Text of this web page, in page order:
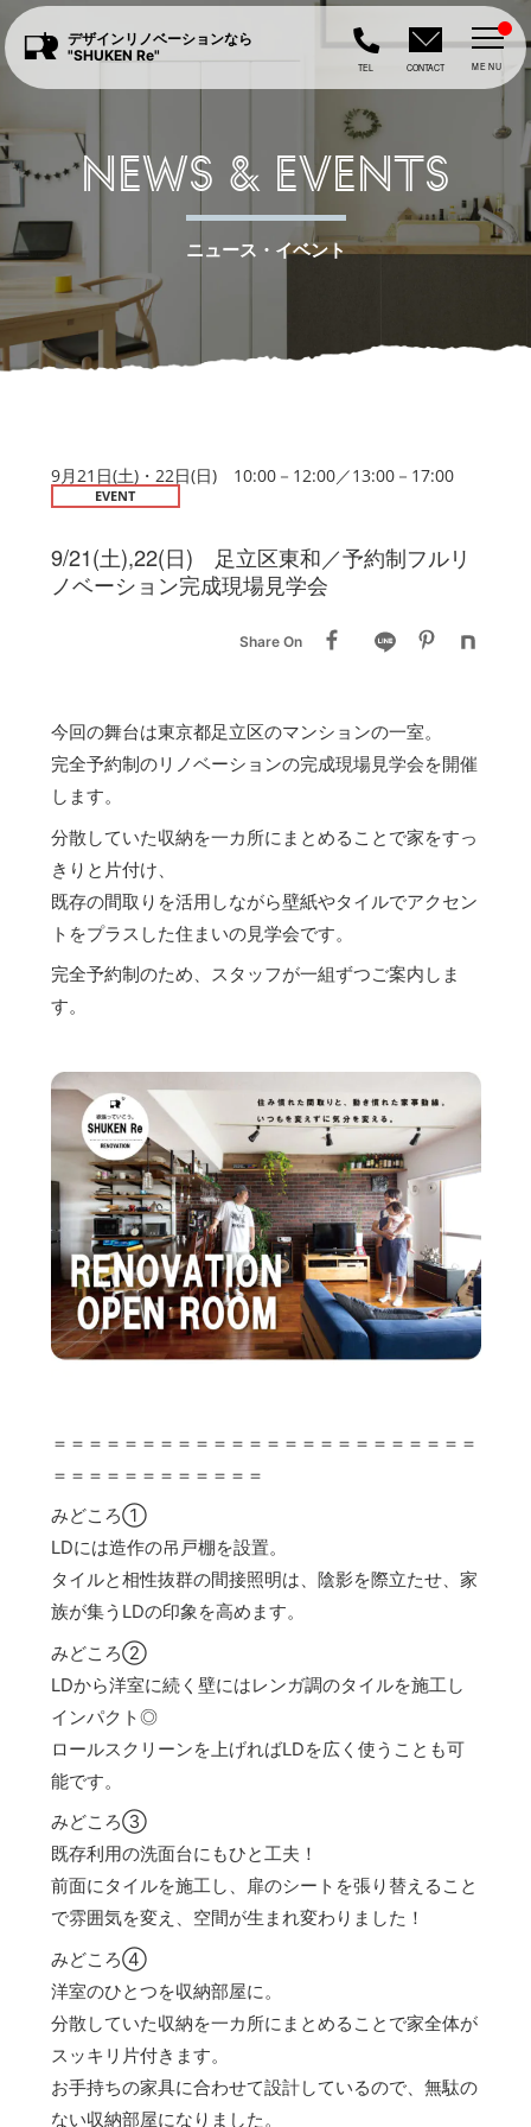
デザインリノベーションなら
"SHUKEN Re"
TEL CONTACT MENU
NEWS & EVENTS
ニュース・イベント
9月21日(土)・22日(日) 10:00－12:00／13:00－17:00
EVENT
9/21(土),22(日) 足立区東和／予約制フルリ
ノベーション完成現場見学会
Share On
今回の舞台は東京都足立区のマンションの一室。
完全予約制のリノベーションの完成現場見学会を開催
します。
分散していた収納を一カ所にまとめることで家をすっ
きりと片付け、
既存の間取りを活用しながら壁紙やタイルでアクセン
トをプラスした住まいの見学会です。
完全予約制のため、スタッフが一組ずつご案内しま
す。
＝＝＝＝＝＝＝＝＝＝＝＝＝＝＝＝＝＝＝＝＝＝＝＝
＝＝＝＝＝＝＝＝＝＝＝＝
みどころ①
LDには造作の吊戸棚を設置。
タイルと相性抜群の間接照明は、陰影を際立たせ、家
族が集うLDの印象を高めます。
みどころ②
LDから洋室に続く壁にはレンガ調のタイルを施工し
インパクト◎
ロールスクリーンを上げればLDを広く使うことも可
能です。
みどころ③
既存利用の洗面台にもひと工夫！
前面にタイルを施工し、扉のシートを張り替えること
で雰囲気を変え、空間が生まれ変わりました！
みどころ④
洋室のひとつを収納部屋に。
分散していた収納を一カ所にまとめることで家全体が
スッキリ片付きます。
お手持ちの家具に合わせて設計しているので、無駄の
ない収納部屋になりました。